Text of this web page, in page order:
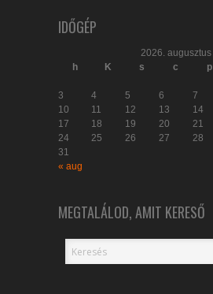
IDŐGÉP
2026. augusztus
h
K s c p
3
4 5 6 7
10
11 12 13 14
17
18 19 20 21
24
25 26 27 28
31
« aug
MEGTALÁLOD, AMIT KERESŐ